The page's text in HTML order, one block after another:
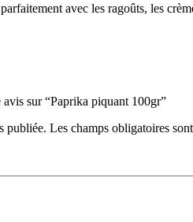
avec les ragoûts, les
sur “Paprika piquant 100gr”
publiée. Les champs obligatoires